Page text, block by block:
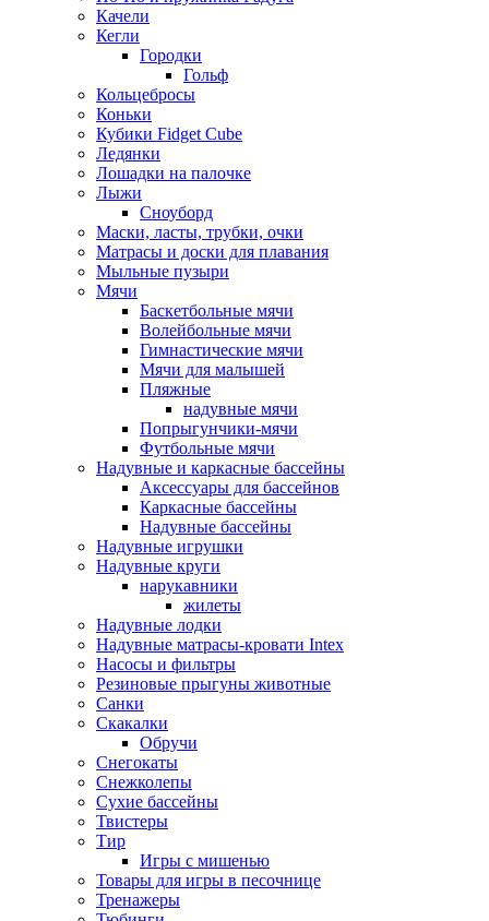
Качели
Кегли
Городки
Гольф
Кольцебросы
Коньки
Кубики Fidget Cube
Ледянки
Лошадки на палочке
Лыжи
Сноуборд
Маски, ласты, трубки, очки
Матрасы и доски для плавания
Мыльные пузыри
Мячи
Баскетбольные мячи
Волейбольные мячи
Гимнастические мячи
Мячи для малышей
Пляжные
надувные мячи
Попрыгунчики-мячи
Футбольные мячи
Надувные и каркасные бассейны
Аксессуары для бассейнов
Каркасные бассейны
Надувные бассейны
Надувные игрушки
Надувные круги
нарукавники
жилеты
Надувные лодки
Надувные матрасы-кровати Intex
Насосы и фильтры
Резиновые прыгуны животные
Санки
Скакалки
Обручи
Снегокаты
Снежколепы
Сухие бассейны
Твистеры
Тир
Игры с мишенью
Товары для игры в песочнице
Тренажеры